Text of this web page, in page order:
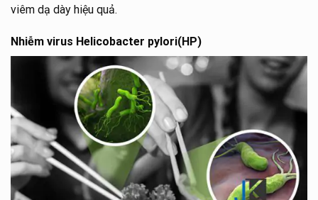
viêm dạ dày hiệu quả.
Nhiễm virus Helicobacter pylori(HP)